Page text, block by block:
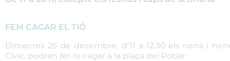
FEM CAGAR EL TIÓ
Dimecres 25 de desembre, d’11 a 12.30 els nens i
Cívic, podran fer-lo cagar a la plaça del Poble